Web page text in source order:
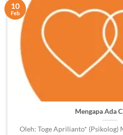
Mengapa Ada
Oleh: Toge Aprilianto* (Psikolog)
10
Feb